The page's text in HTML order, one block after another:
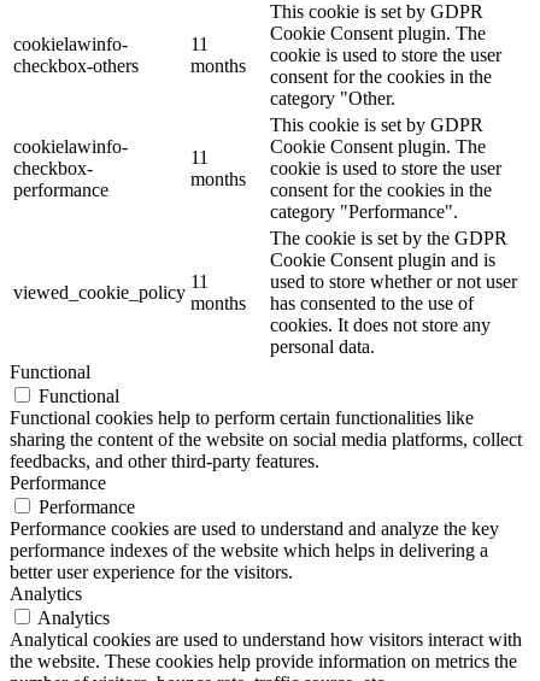
cookielawinfo-
checkbox-others
11
months
This cookie is set by GDPR
Cookie Consent plugin. The
cookie is used to store the user
consent for the cookies in the
category "Other.
cookielawinfo-
checkbox-
performance
11
months
This cookie is set by GDPR
Cookie Consent plugin. The
cookie is used to store the user
consent for the cookies in the
category "Performance".
viewed_cookie_policy
11
months
The cookie is set by the GDPR
Cookie Consent plugin and is
used to store whether or not user
has consented to the use of
cookies. It does not store any
personal data.
Functional
Functional
Functional cookies help to perform certain functionalities like
sharing the content of the website on social media platforms, collect
feedbacks, and other third-party features.
Performance
Performance
Performance cookies are used to understand and analyze the key
performance indexes of the website which helps in delivering a
better user experience for the visitors.
Analytics
Analytics
Analytical cookies are used to understand how visitors interact with
the website. These cookies help provide information on metrics the